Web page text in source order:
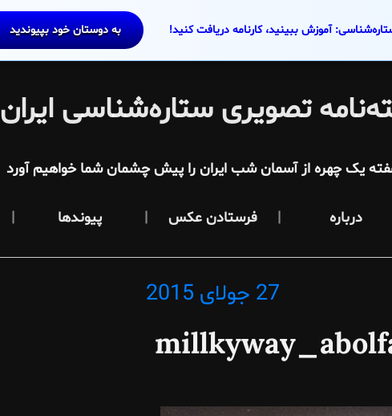
آموزش ببینید، کارنامه دریافت کنید! به دوستان خود بپیوندید
تصویری ستاره‌شناسی ایران
یک چهره از آسمان شب ایران را پیش چشمان شما خواهیم آورد
درباره فرستادن عکس پیوندها
Posted
27 جولای 2015